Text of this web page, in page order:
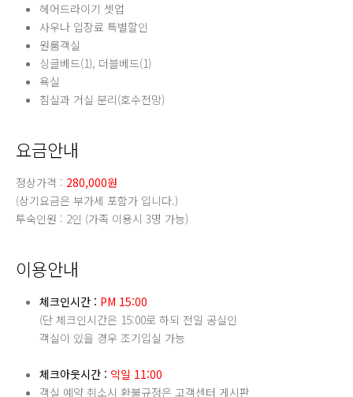
헤어드라이기 셋업
사우나 입장료 특별할인
원룸객실
싱글베드(1), 더블베드(1)
욕실
침실과 거실 분리(호수전망)
요금안내
정상가격 : 280,000원
(상기요금은 부가세 포함가 입니다.)
투숙인원 : 2인 (가족 이용시 3명 가능)
이용안내
체크인시간 : PM 15:00
(단 체크인시간은 15:00로 하되 전일 공실인
객실이 있을 경우 조기입실 가능
체크아웃시간 : 익일 11:00
객실 예약 취소시 환불규정은 고객센터 게시판